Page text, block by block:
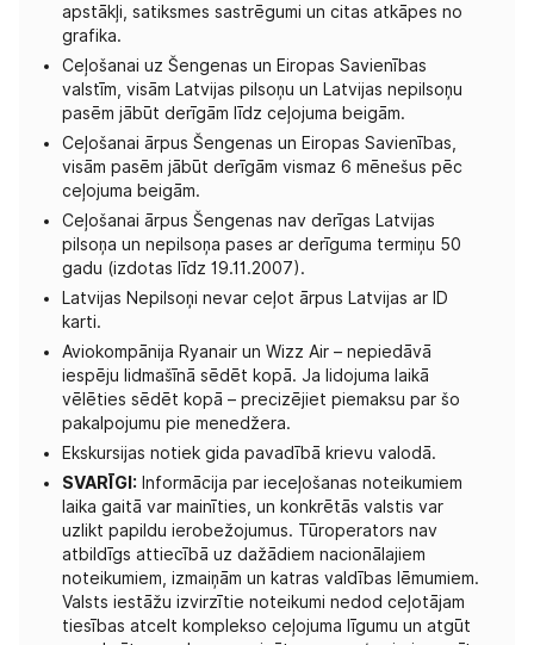
apstākļi, satiksmes sastrēgumi un citas atkāpes no
grafika.
Ceļošanai uz Šengenas un Eiropas Savienības
valstīm, visām Latvijas pilsoņu un Latvijas nepilsoņu
pasēm jābūt derīgām līdz ceļojuma beigām.
Ceļošanai ārpus Šengenas un Eiropas Savienības,
visām pasēm jābūt derīgām vismaz 6 mēnešus pēc
ceļojuma beigām.
Ceļošanai ārpus Šengenas nav derīgas Latvijas
pilsoņa un nepilsoņa pases ar derīguma termiņu 50
gadu (izdotas līdz 19.11.2007).
Latvijas Nepilsoņi nevar ceļot ārpus Latvijas ar ID
karti.
Aviokompānija Ryanair un Wizz Air – nepiedāvā
iespēju lidmašīnā sēdēt kopā. Ja lidojuma laikā
vēlēties sēdēt kopā – precizējiet piemaksu par šo
pakalpojumu pie menedžera.
Ekskursijas notiek gida pavadībā krievu valodā.
SVARĪGI: Informācija par ieceļošanas noteikumiem
laika gaitā var mainīties, un konkrētās valstis var
uzlikt papildu ierobežojumus. Tūroperators nav
atbildīgs attiecībā uz dažādiem nacionālajiem
noteikumiem, izmaiņām un katras valdības lēmumiem.
Valsts iestāžu izvirzītie noteikumi nedod ceļotājam
tiesības atcelt komplekso ceļojuma līgumu un atgūt